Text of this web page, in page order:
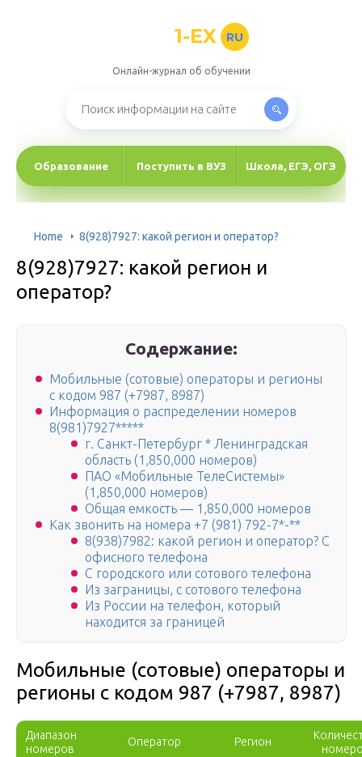
1-EX RU
Онлайн-журнал об обучении
Образование Поступить в ВУЗ Школа, ЕГЭ, ОГЭ
Home 8(928)7927: какой регион и оператор?
8(928)7927: какой регион и
оператор?
Содержание:
Мобильные (сотовые) операторы и регионы
с кодом 987 (+7987, 8987)
Информация о распределении номеров
8(981)7927*****
г. Санкт-Петербург * Ленинградская
область (1,850,000 номеров)
ПАО «Мобильные ТелеСистемы»
(1,850,000 номеров)
Общая емкость — 1,850,000 номеров
Как звонить на номера +7 (981) 792-7*-**
8(938)7982: какой регион и оператор? С
офисного телефона
С городского или сотового телефона
Из заграницы, с сотового телефона
Из России на телефон, который
находится за границей
Мобильные (сотовые) операторы и
регионы с кодом 987 (+7987, 8987)
Диапазон
номеров
Оператор Регион